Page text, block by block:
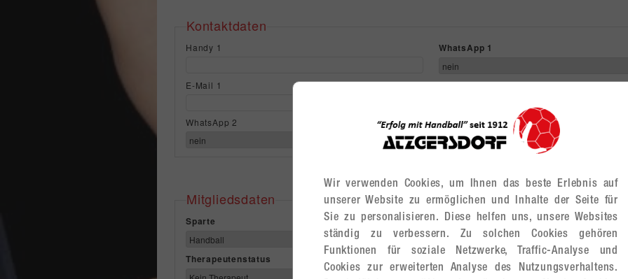
Kontaktdaten
Handy 1 WhatsApp 1
E-Mail 1 Handy 2
WhatsApp 2 E-Mail 2
Mitgliedsdaten
Sparte Mitglieds-Aktivitätsstatus
Therapeutenstatus
Wir verwenden Cookies, um Ihnen das beste Erlebnis auf
unserer Website zu ermöglichen und Inhalte der Seite für
Sie zu personalisieren. Diese helfen uns, unsere Websites
ständig zu verbessern. Zu solchen Cookies gehören
Funktionen für soziale Netzwerke, Traffic-Analyse und
Cookies zur erweiterten Analyse des Nutzungsverhaltens.